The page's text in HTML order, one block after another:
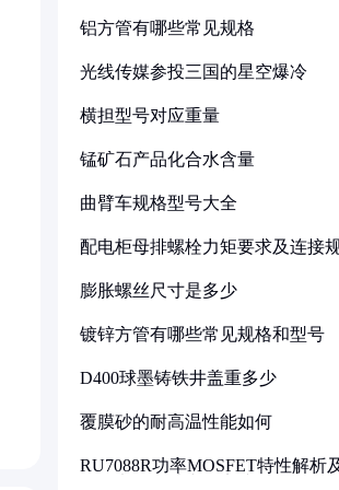
铝方管有哪些常见规格
光线传媒参投三国的星空爆冷
横担型号对应重量
锰矿石产品化合水含量
曲臂车规格型号大全
配电柜母排螺栓力矩要求及连接
膨胀螺丝尺寸是多少
镀锌方管有哪些常见规格和型号
D400球墨铸铁井盖重多少
覆膜砂的耐高温性能如何
RU7088R功率MOSFET特性解析